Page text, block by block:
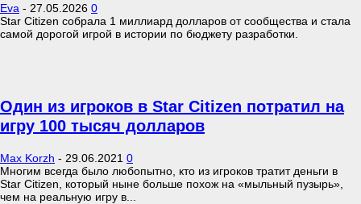
Eva - 27.05.2026 0
Star Citizen собрала 1 миллиард долларов от сообщества и стала
самой дорогой игрой в истории по бюджету разработки.
Один из игроков в Star Citizen потратил на
игру 100 тысяч долларов
Max Korzh - 29.06.2021 0
Многим всегда было любопытно, кто из игроков тратит деньги в
Star Citizen, который ныне больше похож на «мыльный пузырь»,
чем на реальную игру в...